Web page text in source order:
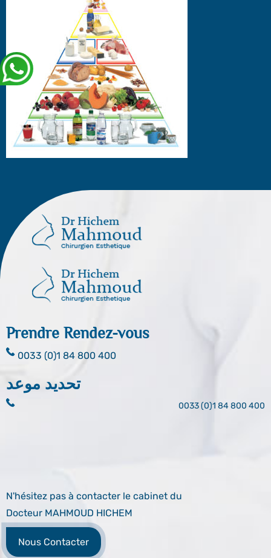
Prendre Rendez-vous
0033 (0)1 84 800 400
تحديد موعد
0033 (0)1 84 800 400
N'hésitez pas à contacter le cabinet du
Docteur MAHMOUD HICHEM
Nous Contacter